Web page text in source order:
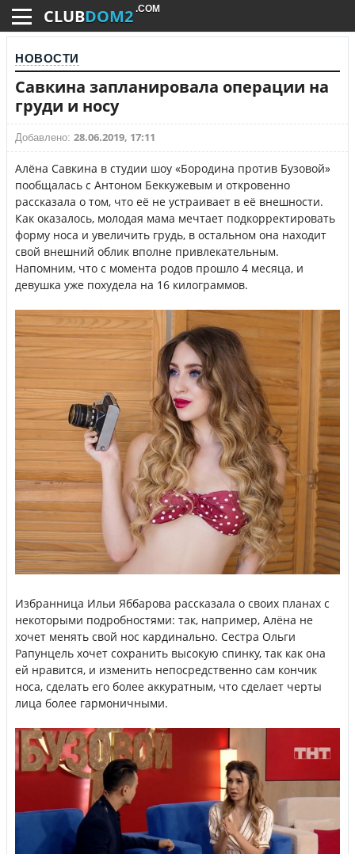
CLUBDOM2 .COM
НОВОСТИ
Савкина запланировала операции на
груди и носу
Добавлено: 28.06.2019, 17:11
Алёна Савкина в студии шоу «Бородина против Бузовой»
пообщалась с Антоном Беккужевым и откровенно
рассказала о том, что её не устраивает в её внешности.
Как оказалось, молодая мама мечтает подкорректировать
форму носа и увеличить грудь, в остальном она находит
свой внешний облик вполне привлекательным.
Напомним, что с момента родов прошло 4 месяца, и
девушка уже похудела на 16 килограммов.
Избранница Ильи Яббарова рассказала о своих планах с
некоторыми подробностями: так, например, Алёна не
хочет менять свой нос кардинально. Сестра Ольги
Рапунцель хочет сохранить высокую спинку, так как она
ей нравится, и изменить непосредственно сам кончик
носа, сделать его более аккуратным, что сделает черты
лица более гармоничными.